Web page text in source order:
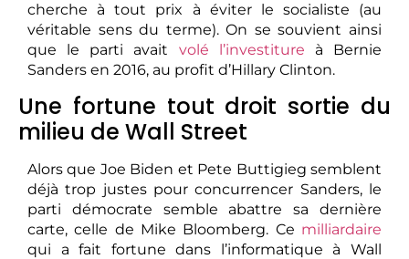
cherche à tout prix à éviter le socialiste (au
véritable sens du terme). On se souvient ainsi
que le parti avait volé l’investiture à Bernie
Sanders en 2016, au profit d’Hillary Clinton.
Une fortune tout droit sortie du
milieu de Wall Street
Alors que Joe Biden et Pete Buttigieg semblent
déjà trop justes pour concurrencer Sanders, le
parti démocrate semble abattre sa dernière
carte, celle de Mike Bloomberg. Ce milliardaire
qui a fait fortune dans l’informatique à Wall